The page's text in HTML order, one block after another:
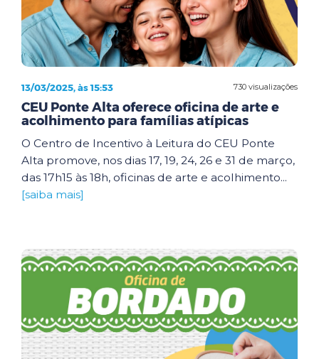
730 visualizações
13/03/2025, às 15:53
CEU Ponte Alta oferece oficina de arte e
acolhimento para famílias atípicas
O Centro de Incentivo à Leitura do CEU Ponte
Alta promove, nos dias 17, 19, 24, 26 e 31 de março,
das 17h15 às 18h, oficinas de arte e acolhimento...
[saiba mais]